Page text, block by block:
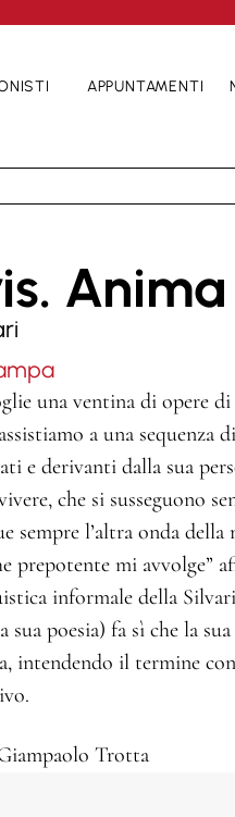
APPUNTAMENTI
una ventina di opere
a una
e derivanti dalla sua
che si susseguono
sempre l’altra onda
prepotente mi avvolge”
informale della
sua poesia) fa sì che la
intendendo il termine
Trotta